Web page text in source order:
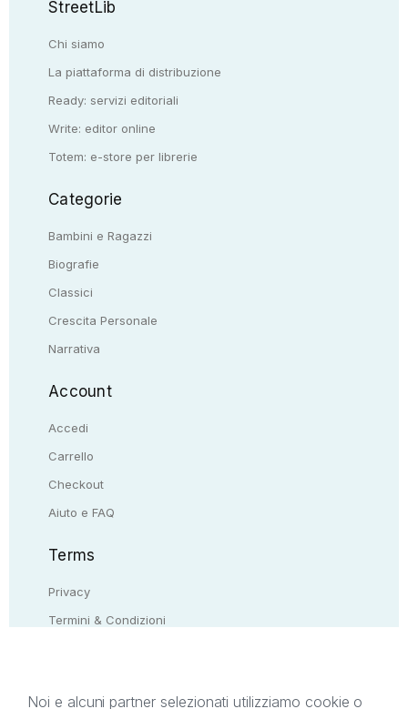
StreetLib
Chi siamo
La piattaforma di distribuzione
Ready: servizi editoriali
Write: editor online
Totem: e-store per librerie
Categorie
Bambini e Ragazzi
Biografie
Classici
Crescita Personale
Narrativa
Account
Accedi
Carrello
Checkout
Aiuto e FAQ
Terms
Privacy
Termini & Condizioni
Noi e alcuni partner selezionati utilizziamo cookie o